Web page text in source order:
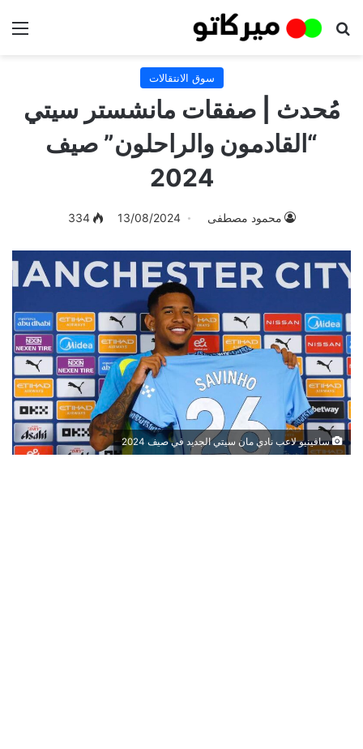
بحث عن
سوق الانتقالات
مُحدث | صفقات مانشستر سيتي
“القادمون والراحلون” صيف
2024
محمود مصطفى 13/08/2024
334
سافينيو لاعب نادي مان سيتي الجديد في صيف 2024